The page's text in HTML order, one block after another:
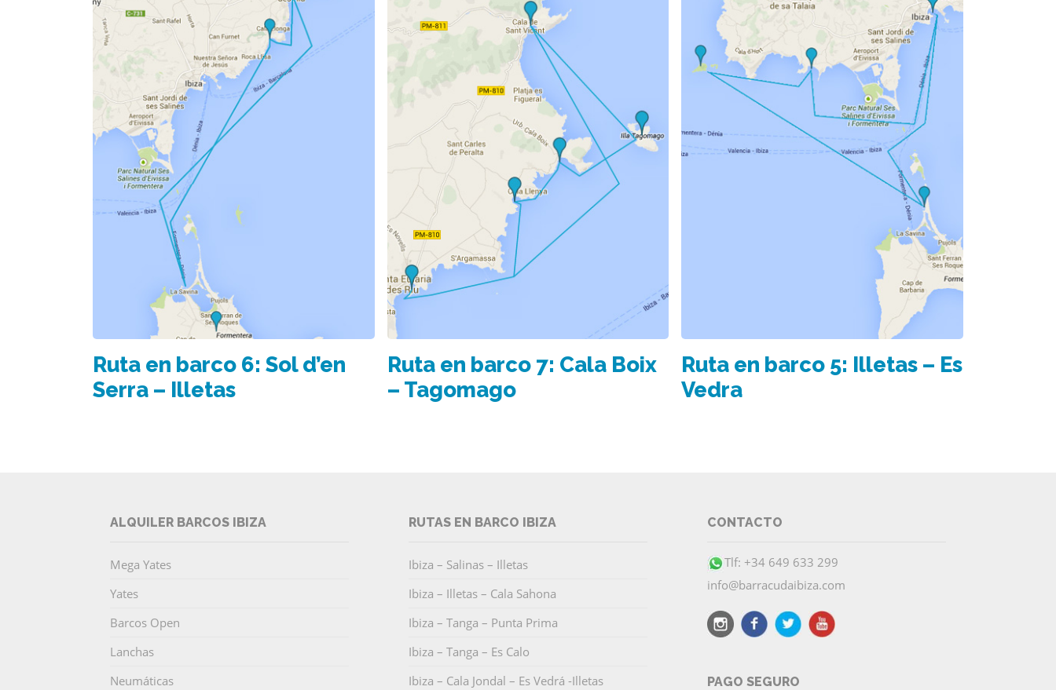
Ruta en barco 6: Sol d’en
Serra – Illetas
Ruta en barco 7: Cala Boix
– Tagomago
Ruta en barco 5: Illetas – Es
Vedra
ALQUILER BARCOS IBIZA
Mega Yates
Yates
Barcos Open
Lanchas
Neumáticas
RUTAS EN BARCO IBIZA
Ibiza – Salinas – Illetas
Ibiza – Illetas – Cala Sahona
Ibiza – Tanga – Punta Prima
Ibiza – Tanga – Es Calo
Ibiza – Cala Jondal – Es Vedrá -Illetas
CONTACTO
Tlf: +34 649 633 299
info@barracudaibiza.com
PAGO SEGURO